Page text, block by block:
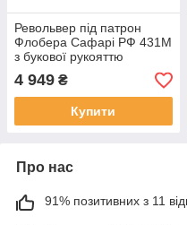
Револьвер під патрон
Флобера Сафарі РФ 431М
з букової рукояттю
4 949 ₴
Купити
Про нас
91% позитивних з 11